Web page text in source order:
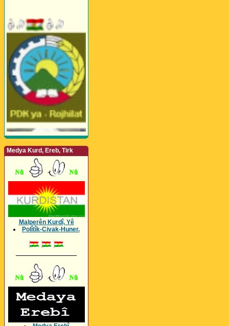
Medya Kurd, Ereb, Tirk
Malperên Kurdî, Yê
Polîtîk-Civak-Huner.